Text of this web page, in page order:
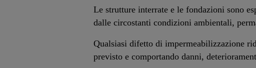
Le strutture interrate e le fondazioni sono
dalle circostanti condizioni ambientali,
Qualsiasi difetto di impermeabilizzazione
previsto e comportando danni,